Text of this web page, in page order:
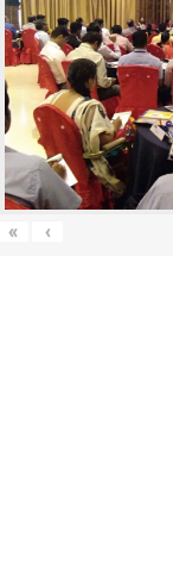
« ‹